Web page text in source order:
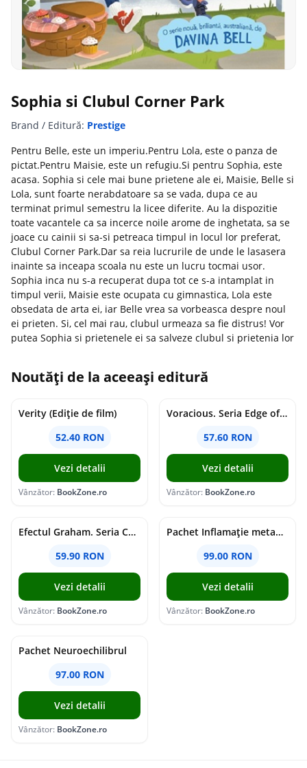
Sophia si Clubul Corner Park
Brand / Editură: Prestige
Pentru Belle, este un imperiu.Pentru Lola, este o panza de
pictat.Pentru Maisie, este un refugiu.Si pentru Sophia, este
acasa. Sophia si cele mai bune prietene ale ei, Maisie, Belle si
Lola, sunt foarte nerabdatoare sa se vada, dupa ce au
terminat primul semestru la licee diferite. Au la dispozitie
toate vacantele ca sa incerce noile arome de inghetata, sa se
joace cu cainii si sa-si petreaca timpul in locul lor preferat,
Clubul Corner Park.Dar sa reia lucrurile de unde le lasasera
inainte sa inceapa scoala nu este un lucru tocmai usor.
Sophia inca nu s-a recuperat dupa tot ce s-a intamplat in
timpul verii, Maisie este ocupata cu gimnastica, Lola este
obsedata de arta ei, iar Belle vrea sa vorbeasca despre noul
ei prieten. Si, cel mai rau, clubul urmeaza sa fie distrus! Vor
putea Sophia si prietenele ei sa salveze clubul si prietenia lor
Noutăți de la aceeași editură
Verity (Ediție de film)
52.40 RON
Vezi detalii
Vânzător: BookZone.ro
Voracious. Seria Edge of Darkness Vol.2
57.60 RON
Vezi detalii
Vânzător: BookZone.ro
Efectul Graham. Seria Campus Diaries Vol.1
59.90 RON
Vezi detalii
Vânzător: BookZone.ro
Pachet Inflamație metabolism și creier
99.00 RON
Vezi detalii
Vânzător: BookZone.ro
Pachet Neuroechilibrul
97.00 RON
Vezi detalii
Vânzător: BookZone.ro